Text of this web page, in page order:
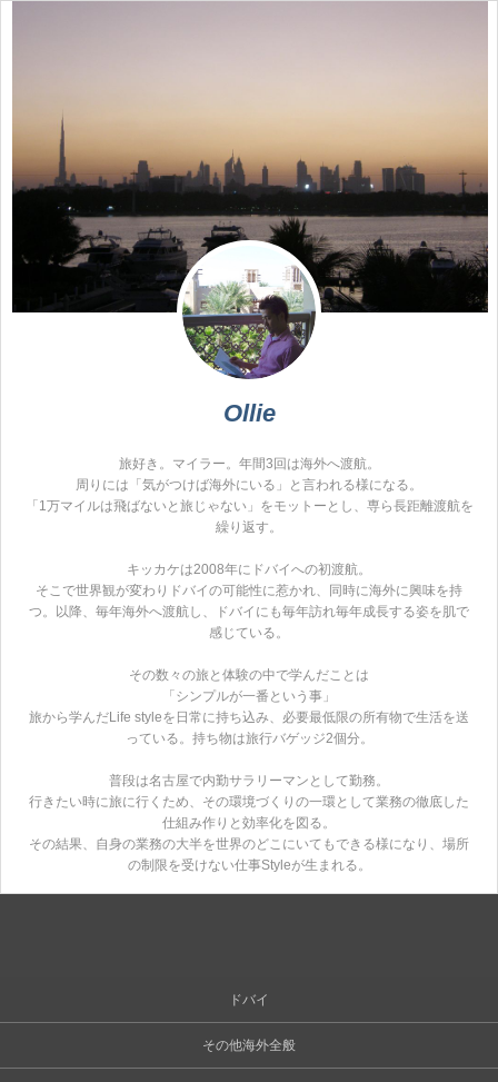
Ollie
旅好き。マイラー。年間3回は海外へ渡航。
周りには「気がつけば海外にいる」と言われる様になる。
「1万マイルは飛ばないと旅じゃない」をモットーとし、専ら長距離渡航を
繰り返す。
キッカケは2008年にドバイへの初渡航。
そこで世界観が変わりドバイの可能性に惹かれ、同時に海外に興味を持
つ。以降、毎年海外へ渡航し、ドバイにも毎年訪れ毎年成長する姿を肌で
感じている。
その数々の旅と体験の中で学んだことは
「シンプルが一番という事」
旅から学んだLife styleを日常に持ち込み、必要最低限の所有物で生活を送
っている。持ち物は旅行バゲッジ2個分。
普段は名古屋で内勤サラリーマンとして勤務。
行きたい時に旅に行くため、その環境づくりの一環として業務の徹底した
仕組み作りと効率化を図る。
その結果、自身の業務の大半を世界のどこにいてもできる様になり、場所
の制限を受けない仕事Styleが生まれる。
ドバイ
その他海外全般